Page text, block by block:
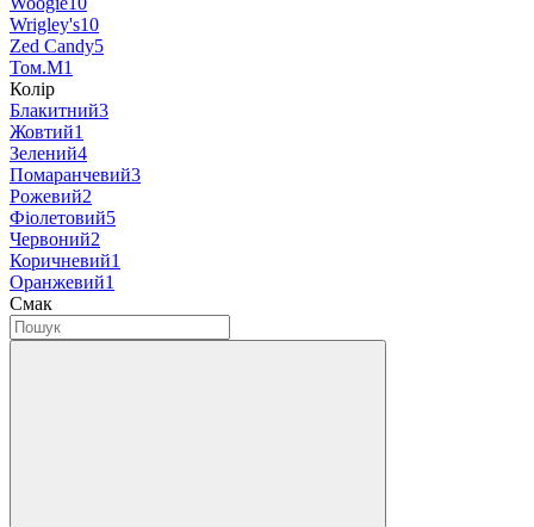
Wrigley's10
Zed Candy5
Том.М1
Колір
Блакитний3
Жовтий1
Зелений4
Помаранчевий3
Рожевий2
Фіолетовий5
Червоний2
Коричневий1
Оранжевий1
Смак